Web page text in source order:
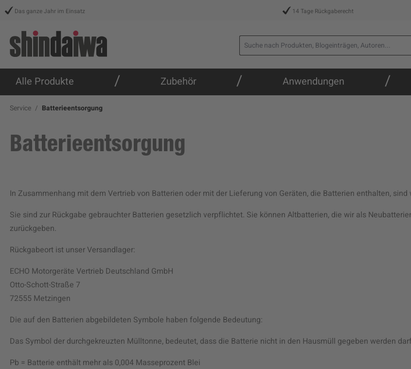
Zur Hauptnavigation springen
Das ganze Jahr im Einsatz 14 Tage Rückgaberecht
Alle Produkte / Zubehör / Anwendungen /
Service Batterieentsorgung
Batterieentsorgung
In Zusammenhang mit dem Vertrieb von Batterien oder mit der Lieferung von Geräten, die Batterien enthalten,
Sie sind zur Rückgabe gebrauchter Batterien gesetzlich verpflichtet. Sie können Altbatterien, die wir als
zurückgeben.
Rückgabeort ist unser Versandlager:
ECHO Motorgeräte Vertrieb Deutschland GmbH
Otto-Schott-Straße 7
72555 Metzingen
Die auf den Batterien abgebildeten Symbole haben folgende Bedeutung:
Das Symbol der durchgekreuzten Mülltonne, bedeutet, dass die Batterie nicht in den Hausmüll gegeben werden
Pb = Batterie enthält mehr als 0,004 Masseprozent Blei